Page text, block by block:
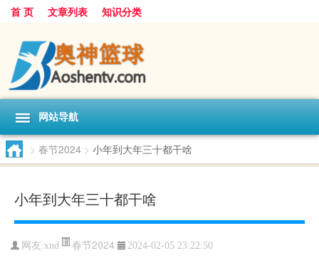
首 页 文章列表 知识分类
网站导航
> 春节2024 > 小年到大年三十都干啥
小年到大年三十都干啥
网友:xnd 春节2024 2024-02-05 23:22:50